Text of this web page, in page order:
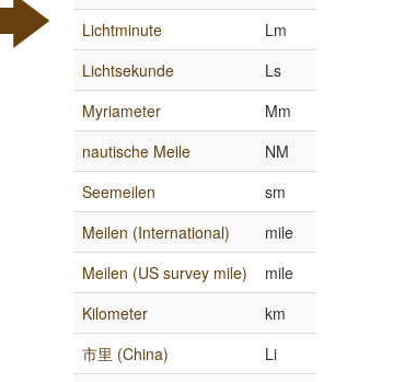
Lichtminute
Lm
Lichtsekunde
Ls
Myriameter
Mm
nautische Meile
NM
Seemeilen
sm
Meilen (International)
mile
Meilen (US survey mile)
mile
Kilometer
km
市里 (China)
Li